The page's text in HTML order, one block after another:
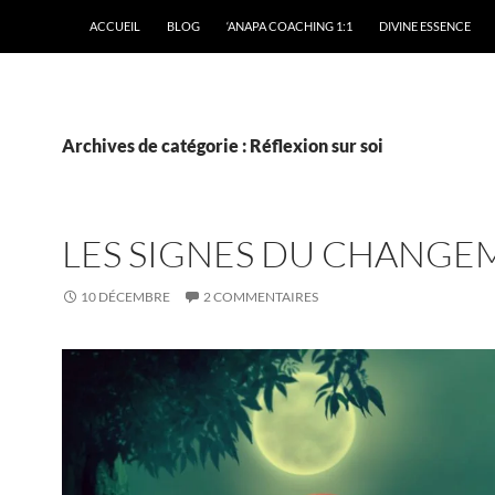
ACCUEIL BLOG ‘ANAPA COACHING 1:1 DIVINE ESSENCE
Archives de catégorie : Réflexion sur soi
LES SIGNES DU
10 DÉCEMBRE 2 COMMENTAIRES